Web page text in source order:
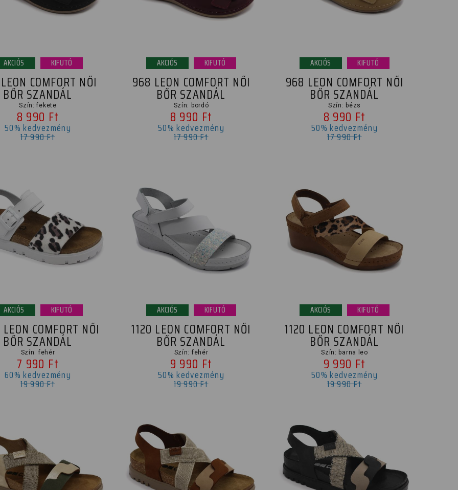
AKCIÓS KIFUTÓ
COMFORT NŐI
BŐR SZANDÁL
Szín: fekete
8 990 Ft
50% kedvezmény
17 990 Ft
AKCIÓS KIFUTÓ
968 LEON COMFORT NŐI
BŐR SZANDÁL
Szín: bordó
8 990 Ft
50% kedvezmény
17 990 Ft
AKCIÓS KIFUTÓ
968 LEON COMFORT NŐI
BŐR SZANDÁL
Szín: bézs
8 990 Ft
50% kedvezmény
17 990 Ft
AKCIÓS KIFUTÓ
COMFORT NŐI
BŐR SZANDÁL
Szín: fehér
7 990 Ft
60% kedvezmény
19 990 Ft
AKCIÓS KIFUTÓ
1120 LEON COMFORT NŐI
BŐR SZANDÁL
Szín: fehér
9 990 Ft
50% kedvezmény
19 990 Ft
AKCIÓS KIFUTÓ
1120 LEON COMFORT NŐI
BŐR SZANDÁL
Szín: barna leo
9 990 Ft
50% kedvezmény
19 990 Ft